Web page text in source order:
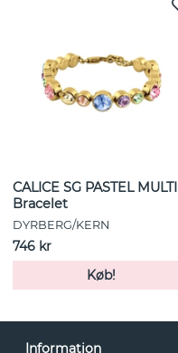
CALICE SG PASTEL MULTI
Bracelet
DYRBERG/KERN
746 kr
Køb!
Information